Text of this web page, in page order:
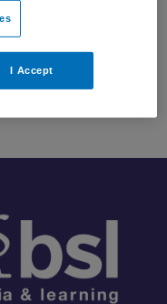
zijn mystery
vele
Heartbeats aan
I Accept